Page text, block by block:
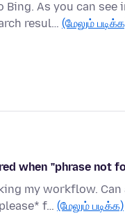
As you can
resul… (மேலும்
when "phrase not
my workflow. Can
f… (மேலும் படிக்க)